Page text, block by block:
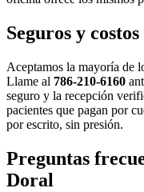
Seguros y costos
Aceptamos la mayoría de
Llame al 786-210-6160
seguro y la recepción
pacientes que pagan por
por escrito, sin presión.
Preguntas
Doral